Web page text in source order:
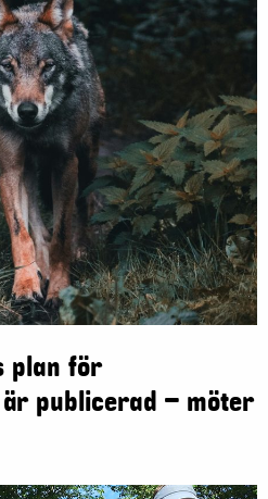
plan för
publicerad – möter